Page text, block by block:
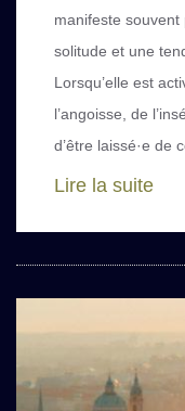
manifeste
solitude et une
Lorsqu’elle est
l’angoisse, de
d’être laissé·e de
Lire la suite